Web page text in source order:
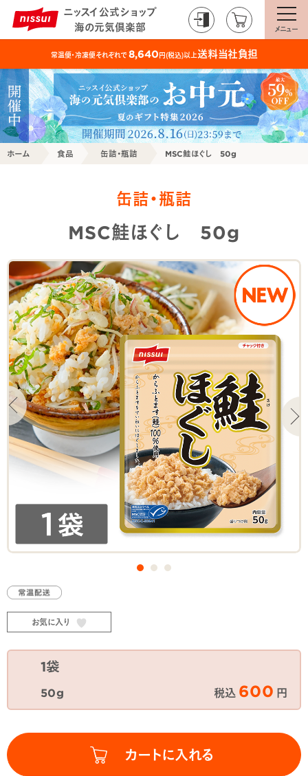
ニッスイ公式ショップ
海の元気倶楽部
メニュー
常温便・冷凍便それぞれで8,640円(税込)以上送料当社負担
ホーム 食品 缶詰・瓶詰 MSC鮭ほぐし 50g
缶詰・瓶詰
MSC鮭ほぐし 50g
1袋
50g 税込 600 円
お気に入り